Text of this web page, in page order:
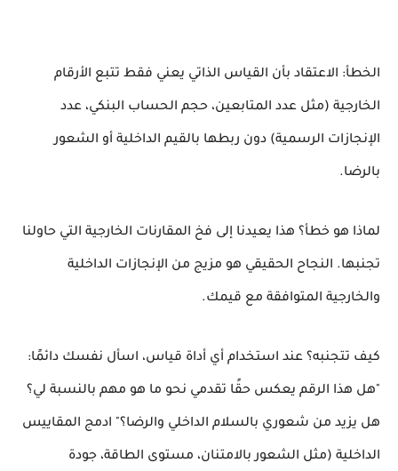
الخطأ: الاعتقاد بأن القياس الذاتي يعني فقط تتبع الأرقام
الخارجية (مثل عدد المتابعين، حجم الحساب البنكي، عدد
الإنجازات الرسمية) دون ربطها بالقيم الداخلية أو الشعور
بالرضا.
لماذا هو خطأ؟ هذا يعيدنا إلى فخ المقارنات الخارجية التي حاولنا
تجنبها. النجاح الحقيقي هو مزيج من الإنجازات الداخلية
والخارجية المتوافقة مع قيمك.
كيف تتجنبه؟ عند استخدام أي أداة قياس، اسأل نفسك دائمًا:
"هل هذا الرقم يعكس حقًا تقدمي نحو ما هو مهم بالنسبة لي؟
هل يزيد من شعوري بالسلام الداخلي والرضا؟" ادمج المقاييس
الداخلية (مثل الشعور بالامتنان، مستوى الطاقة، جودة